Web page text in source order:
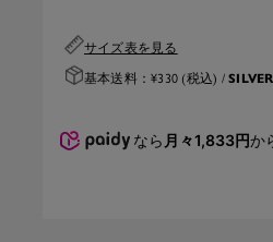
サイズ表を見る
基本送料：¥330 (税込) /
なら 月々1,833円か